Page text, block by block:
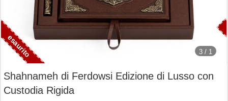
3 / 1
Shahnameh di Ferdowsi Edizione di Lusso con
Custodia Rigida